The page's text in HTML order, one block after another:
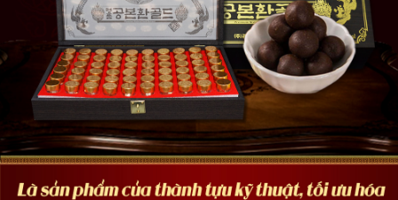
những bệnh thông thường cũng khiến cơ thể không còn khả năng
chống đỡ. Vì vậy việc tìm đến những loại thảo dược hay chế xuất
thực phẩm bổ sung hiện nay là xu hướng bảo vệ sức khỏe của con
người hiện đại, trong đó được ưa chuộng hơn cả là cácsản phẩm
đông trùng hạ thảo Hàn Quốc
Đông trùng hạ thảo dạng viên Hàn Quốc Gold là sản phẩm tiện lợi
giúp mọi người có thể mang theo bên mình để chăm sóc sức khỏe
hàng ngày, là giải pháp chăm sóc sức khỏe hiện đại dành cho